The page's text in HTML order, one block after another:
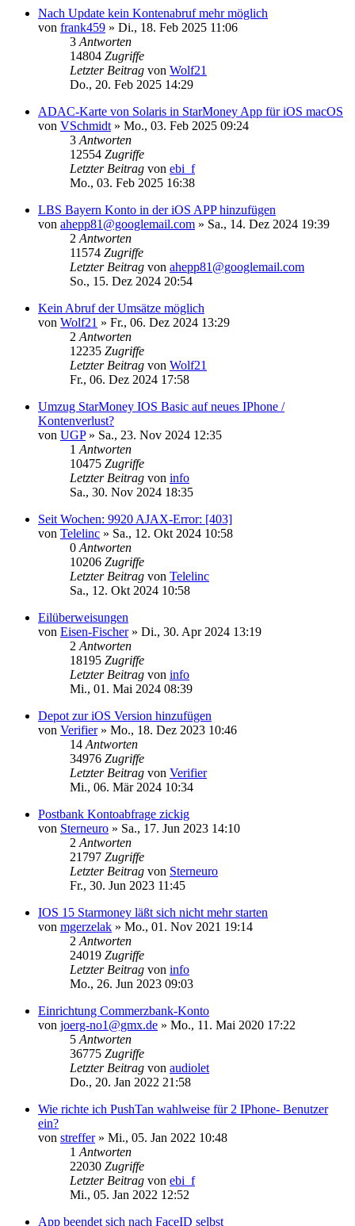
Nach Update kein Kontenabruf mehr möglich
von frank459 » Di., 18. Feb 2025 11:06
3 Antworten
14804 Zugriffe
Letzter Beitrag von Wolf21
Do., 20. Feb 2025 14:29
ADAC-Karte von Solaris in StarMoney App für iOS macOS
von VSchmidt » Mo., 03. Feb 2025 09:24
3 Antworten
12554 Zugriffe
Letzter Beitrag von ebi_f
Mo., 03. Feb 2025 16:38
LBS Bayern Konto in der iOS APP hinzufügen
von ahepp81@googlemail.com » Sa., 14. Dez 2024 19:39
2 Antworten
11574 Zugriffe
Letzter Beitrag von ahepp81@googlemail.com
So., 15. Dez 2024 20:54
Kein Abruf der Umsätze möglich
von Wolf21 » Fr., 06. Dez 2024 13:29
2 Antworten
12235 Zugriffe
Letzter Beitrag von Wolf21
Fr., 06. Dez 2024 17:58
Umzug StarMoney IOS Basic auf neues IPhone /
Kontenverlust?
von UGP» Sa., 23. Nov 2024 12:35
1 Antworten
10475 Zugriffe
Letzter Beitrag von info
Sa., 30. Nov 2024 18:35
Seit Wochen: 9920 AJAX-Error: [403]
von Telelinc » Sa., 12. Okt 2024 10:58
0 Antworten
10206 Zugriffe
Letzter Beitrag von Telelinc
Sa., 12. Okt 2024 10:58
Eilüberweisungen
von Eisen-Fischer» Di., 30. Apr 2024 13:19
2 Antworten
18195 Zugriffe
Letzter Beitrag von info
Mi., 01. Mai 2024 08:39
Depot zur iOS Version hinzufügen
von Verifier» Mo., 18. Dez 2023 10:46
14 Antworten
34976 Zugriffe
Letzter Beitrag von Verifier
Mi., 06. Mär 2024 10:34
Postbank Kontoabfrage zickig
von Sterneuro » Sa., 17. Jun 2023 14:10
2 Antworten
21797 Zugriffe
Letzter Beitrag von Sterneuro
Fr., 30. Jun 2023 11:45
IOS 15 Starmoney läßt sich nicht mehr starten
von mgerzelak » Mo., 01. Nov 2021 19:14
2 Antworten
24019 Zugriffe
Letzter Beitrag von info
Mo., 26. Jun 2023 09:03
Einrichtung Commerzbank-Konto
von joerg-no1@gmx.de » Mo., 11. Mai 2020 17:22
5 Antworten
36775 Zugriffe
Letzter Beitrag von audiolet
Do., 20. Jan 2022 21:58
Wie richte ich PushTan wahlweise für 2 IPhone- Benutzer
ein?
von streffer» Mi., 05. Jan 2022 10:48
1 Antworten
22030 Zugriffe
Letzter Beitrag von ebi_f
Mi., 05. Jan 2022 12:52
App beendet sich nach FaceID selbst